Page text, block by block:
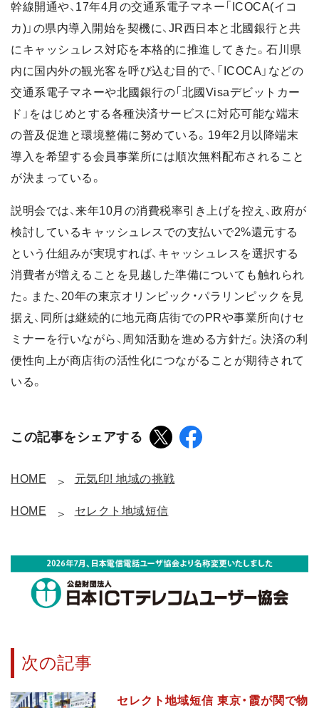
幹線開通や、17年4月の交通系電子マネー「ICOCA(イコ
カ)」の県内導入開始を契機に、JR西日本と北國銀行と共
にキャッシュレス対応を本格的に推進してきた。石川県
内に国内外の観光客を呼び込む目的で、「ICOCA」などの
交通系電子マネーや北國銀行の「北國Visaデビットカー
ド」をはじめとする各種決済サービスに対応可能な端末
の普及促進と環境整備に努めている。19年2月以降端末
導入を希望する会員事業所には順次無料配布されること
が決まっている。
説明会では、来年10月の消費税率引き上げを控え、政府が
検討しているキャッシュレスでの支払いで2%還元する
という仕組みが実現すれば、キャッシュレスを選択する
消費者が増えることを見越した準備についても触れられ
た。また、20年の東京オリンピック・パラリンピックを見
据え、同所は継続的に地元商店街でのPRや事業所向けセ
ミナーを行いながら、周知活動を進める方針だ。決済の利
便性向上が商店街の活性化につながることが期待されて
いる。
この記事をシェアする
HOME 元気印! 地域の挑戦
HOME セレクト地域短信
次の記事
セレクト地域短信 東京・霞が関で物